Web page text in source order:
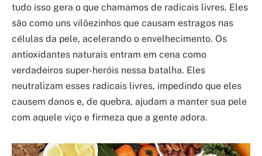
tudo isso gera o que chamamos de radicais livres. Eles
são como uns vilõezinhos que causam estragos nas
células da pele, acelerando o envelhecimento. Os
antioxidantes naturais entram em cena como
verdadeiros super-heróis nessa batalha. Eles
neutralizam esses radicais livres, impedindo que eles
causem danos e, de quebra, ajudam a manter sua pele
com aquele viço e firmeza que a gente adora.